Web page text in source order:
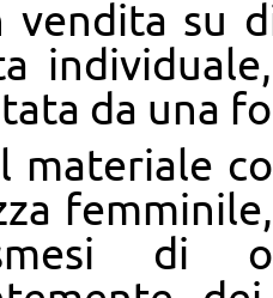
vendita su
da una
materiale
di